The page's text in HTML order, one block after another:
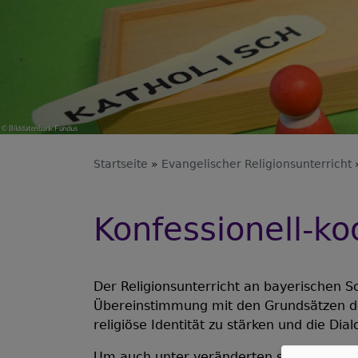
Startseite Evangelischer Religionsunterricht
Konfessionell-
Der Religionsunterricht an bayerischen
Übereinstimmung mit den Grundsätzen
religiöse Identität zu stärken und die